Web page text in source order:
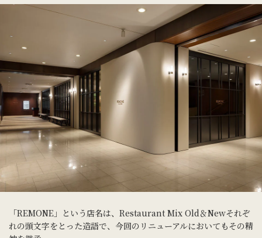
「REMONE」という店名は、Restaurant Mix Old＆Newそれぞ
れの頭文字をとった造語で、今回のリニューアルにおいてもその精